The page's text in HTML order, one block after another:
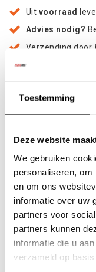
Toestemming
Deze website
We gebruiken
personaliseren,
en om ons
informatie over uw
partners voor
partners kunnen
informatie die u
verzameld op
Uit voorraad
Advies nodig?
Verzending door
+500
Informatie
. Het is gemaakt
elkaar verbonden
profielen. Aan de
aluminium deflector